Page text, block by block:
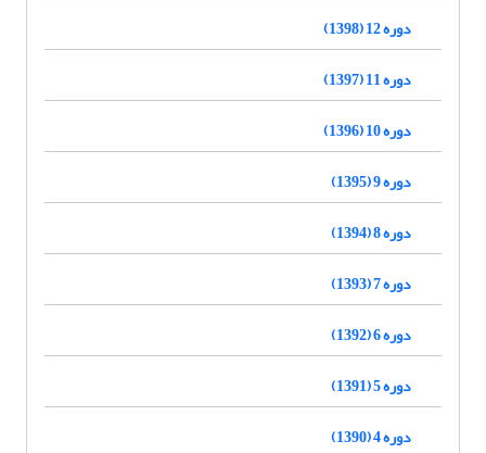
دوره 12 (1398)
دوره 11 (1397)
دوره 10 (1396)
دوره 9 (1395)
دوره 8 (1394)
دوره 7 (1393)
دوره 6 (1392)
دوره 5 (1391)
دوره 4 (1390)